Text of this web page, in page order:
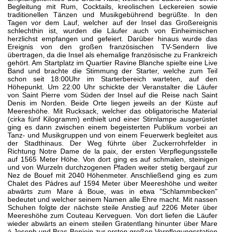
Begleitung mit Rum, Cocktails, kreolischen Leckereien sowie
traditionellen Tänzen und Musikgebührend begrüßte. In den
Tagen vor dem Lauf, welcher auf der Insel das Großereignis
schlechthin ist, wurden die Läufer auch von Einheimischen
herzlichst empfangen und gefeiert. Darüber hinaus wurde das
Ereignis von den großen französischen TV-Sendern live
übertragen, da die Insel als ehemalige französische zu Frankreich
gehört. Am Startplatz im Quartier Ravine Blanche spielte eine Live
Band und brachte die Stimmung der Starter, welche zum Teil
schon seit 18:00Uhr im Starterbereich warteten, auf den
Höhepunkt. Um 22:00 Uhr schickte der Veranstalter die Läufer
von Saint Pierre vom Süden der Insel auf die Reise nach Saint
Denis im Norden. Beide Orte liegen jeweils an der Küste auf
Meereshöhe. Mit Rucksack, welcher das obligatorische Material
(cirka fünf Kilogramm) enthielt und einer Stirnlampe ausgerüstet
ging es dann zwischen einem begeisterten Publikum vorbei an
Tanz- und Musikgruppen und von einem Feuerwerk begleitet aus
der Stadthinaus. Der Weg führte über Zuckerrohrfelder in
Richtung Notre Dame de la paix, der ersten Verpflegungsstelle
auf 1565 Meter Höhe. Von dort ging es auf schmalen, steinigen
und von Wurzeln durchzogenen Pfaden weiter stetig bergauf zur
Nez de Bouef mit 2040 Höhenmeter. Anschließend ging es zum
Chalet des Pádres auf 1594 Meter über Meereshöhe und weiter
abwärts zum Mare á Boue, was in etwa "Schlammbecken"
bedeutet und welcher seinem Namen alle Ehre macht. Mit nassen
Schuhen folgte der nächste steile Anstieg auf 2206 Meter über
Meereshöhe zum Couteau Kerveguen. Von dort liefen die Läufer
wieder abwärts an einem steilen Gratentlang hinunter über Mare